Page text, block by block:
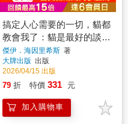
搞定人心需要的一切，貓都
教會我了：貓是最好的談判
教練，隨心所欲打動人心的
優雅說服術，不翻臉也能達
成目的
傑伊．海因里希斯 著
大牌出版 出版
2026/04/15 出版
79 折 特價 331 元
加入購物車